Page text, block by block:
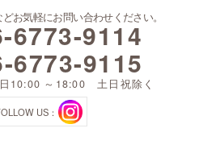
お気軽にお問い合わせください。
6773-9114
6773-9115
10:00 ～18:00 土日祝除く
US：